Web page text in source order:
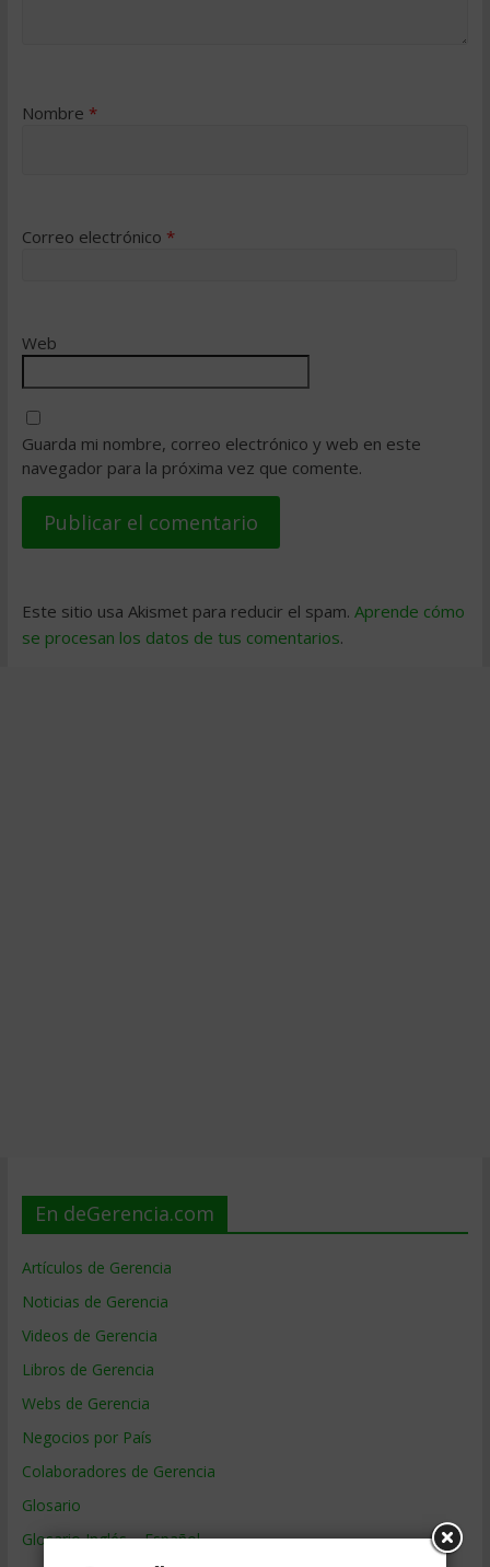
Nombre *
Correo electrónico *
Web
Guarda mi nombre, correo electrónico y web en este
navegador para la próxima vez que comente.
Este sitio usa Akismet para reducir el spam. Aprende cómo
se procesan los datos de tus comentarios.
En deGerencia.com
Artículos de Gerencia
Noticias de Gerencia
Videos de Gerencia
Libros de Gerencia
Webs de Gerencia
Negocios por País
Colaboradores de Gerencia
Glosario
Glosario Inglés – Español